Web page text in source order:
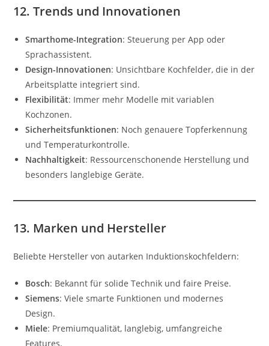
12. Trends und Innovationen
Smarthome-Integration: Steuerung per App oder
Sprachassistent.
Design-Innovationen: Unsichtbare Kochfelder, die in der
Arbeitsplatte integriert sind.
Flexibilität: Immer mehr Modelle mit variablen
Kochzonen.
Sicherheitsfunktionen: Noch genauere Topferkennung
und Temperaturkontrolle.
Nachhaltigkeit: Ressourcenschonende Herstellung und
besonders langlebige Geräte.
13. Marken und Hersteller
Beliebte Hersteller von autarken Induktionskochfeldern:
Bosch: Bekannt für solide Technik und faire Preise.
Siemens: Viele smarte Funktionen und modernes
Design.
Miele: Premiumqualität, langlebig, umfangreiche
Features.